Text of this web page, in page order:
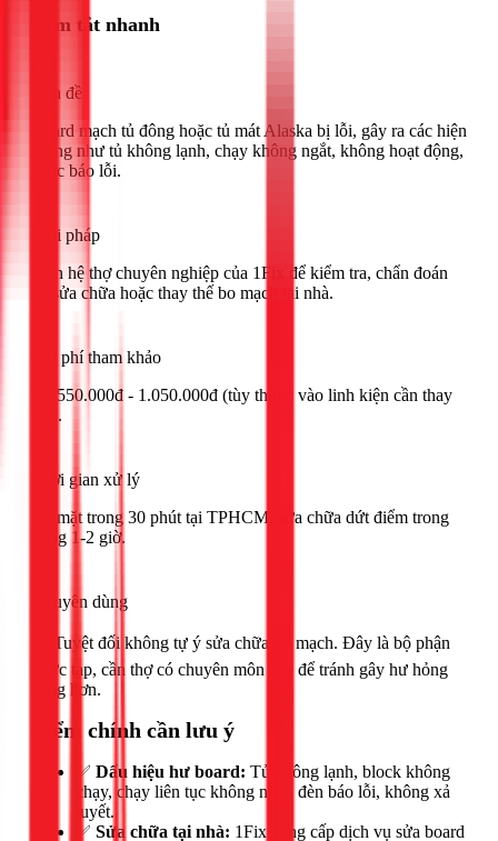
Tóm tắt nhanh
Vấn đề
Board mạch tủ đông hoặc tủ mát Alaska bị lỗi, gây ra các hiện
tượng như tủ không lạnh, chạy không ngắt, không hoạt động,
hoặc báo lỗi.
Giải pháp
Liên hệ thợ chuyên nghiệp của 1Fix để kiểm tra, chẩn đoán
và sửa chữa hoặc thay thế bo mạch tại nhà.
Chi phí tham khảo
Từ 550.000đ - 1.050.000đ (tùy thuộc vào linh kiện cần thay
thế).
Thời gian xử lý
Có mặt trong 30 phút tại TPHCM, sửa chữa dứt điểm trong
vòng 1-2 giờ.
Khuyên dùng
🟢 Tuyệt đối không tự ý sửa chữa bo mạch. Đây là bộ phận
phức tạp, cần thợ có chuyên môn cao để tránh gây hư hỏng
nặng hơn.
Điểm chính cần lưu ý
✅ Dấu hiệu hư board: Tủ không lạnh, block không
chạy, chạy liên tục không ngắt, đèn báo lỗi, không xả
tuyết.
✅ Sửa chữa tại nhà: 1Fix cung cấp dịch vụ sửa board